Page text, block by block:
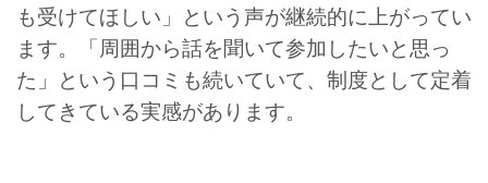
も受けてほしい」という声が継続的に上がってい
ます。「周囲から話を聞いて参加したいと思っ
た」という口コミも続いていて、制度として定着
してきている実感があります。